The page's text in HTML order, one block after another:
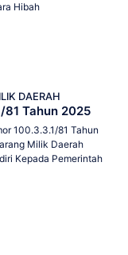
Hibah
DAERAH
81 Tahun 2025
100.3.3.1/81 Tahun
Milik Daerah
Kepada Pemerintah